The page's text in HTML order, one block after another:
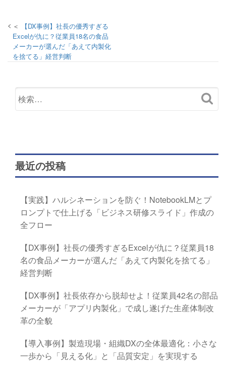
【DX事例】社長の優秀すぎる
Excelが仇に？従業員18名の食品
メーカーが選んだ「あえて内製化
を捨てる」経営判断
最近の投稿
【実践】ハルシネーションを防ぐ！NotebookLMとプ
ロンプトで仕上げる「ビジネス研修スライド」作成の
全フロー
【DX事例】社長の優秀すぎるExcelが仇に？従業員18
名の食品メーカーが選んだ「あえて内製化を捨てる」
経営判断
【DX事例】社長依存から脱却せよ！従業員42名の部品
メーカーが「アプリ内製化」で成し遂げた生産体制改
革の全貌
【導入事例】製造現場・組織DXの全体最適化：小さな
一歩から「見える化」と「品質安定」を実現する